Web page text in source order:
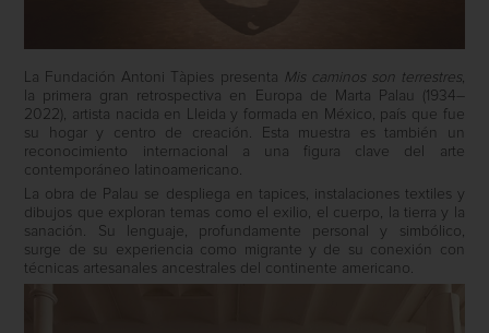
La Fundación Antoni Tàpies presenta Mis caminos son terrestres,
la primera gran retrospectiva en Europa de Marta Palau (1934–
2022), artista nacida en Lleida y formada en México, país que fue
su hogar y centro de creación. Esta muestra es también un
reconocimiento internacional a una figura clave del arte
contemporáneo latinoamericano.
La obra de Palau se despliega en tapices, instalaciones textiles y
dibujos que exploran temas como el exilio, el cuerpo, la tierra y la
sanación. Su lenguaje, profundamente personal y simbólico,
surge de su experiencia como migrante y de su conexión con
técnicas artesanales ancestrales del continente americano.